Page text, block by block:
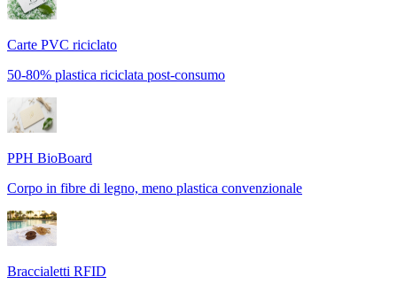
Carte PVC riciclato
50-80% plastica riciclata post-consumo
PPH BioBoard
Corpo in fibre di legno, meno plastica convenzionale
Braccialetti RFID